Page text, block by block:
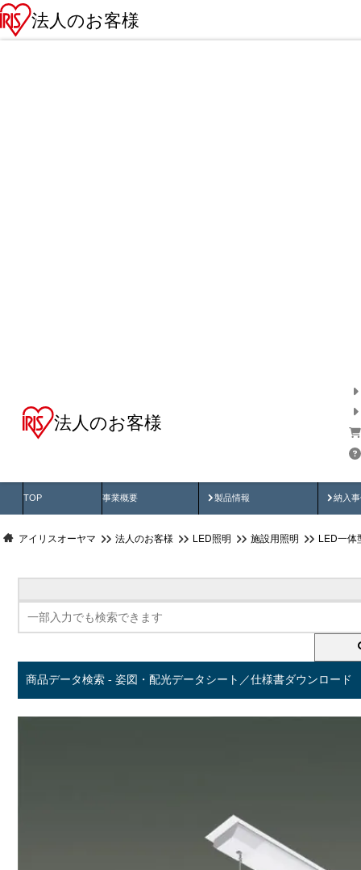
法人のお客様
法人のお客様
TOP 事業概要 製品情報
製品動画 納入
納
アイリスオーヤマ 法人のお客様 LED照明 施設用照明 LED一体
商品データ検索 - 姿図・配光データシート／仕様書ダウンロード